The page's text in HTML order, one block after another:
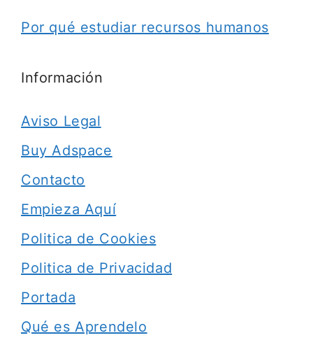
Por qué estudiar recursos humanos
Información
Aviso Legal
Buy Adspace
Contacto
Empieza Aquí
Politica de Cookies
Politica de Privacidad
Portada
Qué es Aprendelo